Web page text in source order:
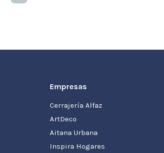
Empresas
Cerrajería Alfaz
ArtDeco
Aitana Urbana
Inspira Hogares